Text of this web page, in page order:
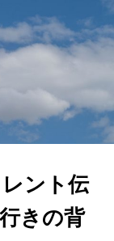
ント伝
きの背